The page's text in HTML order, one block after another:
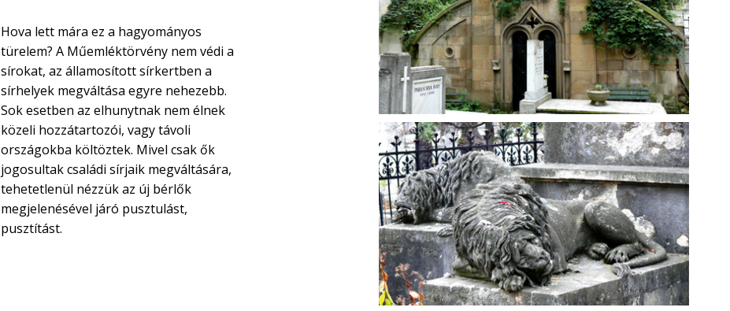
Hova lett mára ez a hagyományos
türelem? A Műemléktörvény nem védi a
sírokat, az államosított sírkertben a
sírhelyek megváltása egyre nehezebb.
Sok esetben az elhunytnak nem élnek
közeli hozzátartozói, vagy távoli
országokba költöztek. Mivel csak ők
jogosultak családi sírjaik megváltására,
tehetetlenül nézzük az új bérlők
megjelenésével járó pusztulást,
pusztítást.